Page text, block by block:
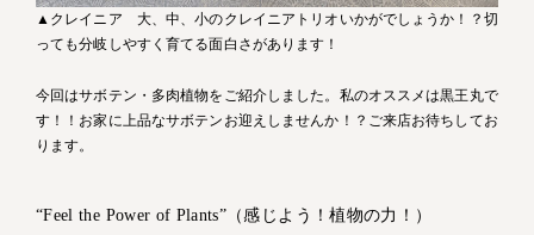
▲クレイニア 大、中、小のクレイニアトリオいかがでしょうか！？切
っても分岐しやすく育てる面白さがあります！
今回はサボテン・多肉植物をご紹介しました。私のオススメは黒王丸で
す！！お家に上品なサボテンお迎えしませんか！？ご来店お待ちしてお
ります。
“Feel the Power of Plants”（感じよう！植物の力！）